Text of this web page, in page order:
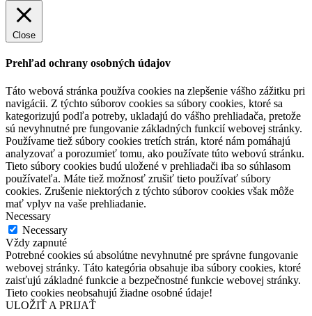
Close
Prehľad ochrany osobných údajov
Táto webová stránka používa cookies na zlepšenie vášho zážitku pri
navigácii. Z týchto súborov cookies sa súbory cookies, ktoré sa
kategorizujú podľa potreby, ukladajú do vášho prehliadača, pretože
sú nevyhnutné pre fungovanie základných funkcií webovej stránky.
Používame tiež súbory cookies tretích strán, ktoré nám pomáhajú
analyzovať a porozumieť tomu, ako používate túto webovú stránku.
Tieto súbory cookies budú uložené v prehliadači iba so súhlasom
používateľa. Máte tiež možnosť zrušiť tieto používať súbory
cookies. Zrušenie niektorých z týchto súborov cookies však môže
mať vplyv na vaše prehliadanie.
Necessary
Necessary
Vždy zapnuté
Potrebné cookies sú absolútne nevyhnutné pre správne fungovanie
webovej stránky. Táto kategória obsahuje iba súbory cookies, ktoré
zaisťujú základné funkcie a bezpečnostné funkcie webovej stránky.
Tieto cookies neobsahujú žiadne osobné údaje!
ULOŽIŤ A PRIJAŤ